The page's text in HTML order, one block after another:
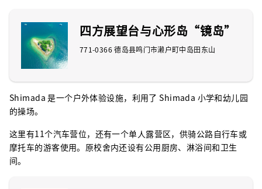
四方展望台与心形岛“镜岛”
771-0366 德岛县鸣门市濑户町中岛田东山
Shimada 是一个户外体验设施，利用了 Shimada 小学和幼儿园
的操场。
这里有11个汽车营位，还有一个单人露营区，供骑公路自行车或
摩托车的游客使用。原校舍内还设有公用厨房、淋浴间和卫生
间。